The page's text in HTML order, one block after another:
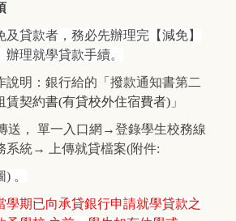
貸款者，務必先辦理完【減免】
理就學貸款手續。
說明：銀行給的「撥款通知書第二
賃契約書(有貸校外住宿費者) 」
送， 單一入口網→登錄學生校務線
系統→ 上傳就貸檔案(附件:
。
學期已向承貸銀行申請就學貸款之